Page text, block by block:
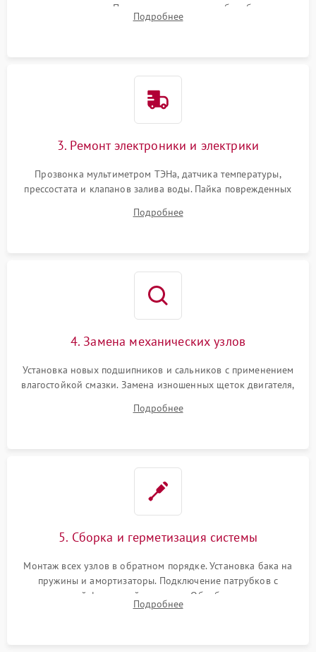
амортизаторов. Проверка подшипников барабана и
крестовины на износ, а манжеты люка на разрывы.
Подробнее
3. Ремонт электроники и электрики
Прозвонка мультиметром ТЭНа, датчика температуры,
прессостата и клапанов залива воды. Пайка поврежденных
Восстановление целостности проводки и контактов.
Подробнее
4. Замена механических узлов
Установка новых подшипников и сальников с применением
влагостойкой смазки. Замена изношенных щеток двигателя,
или поврежденной резиновой манжеты.
Подробнее
5. Сборка и герметизация системы
Монтаж всех узлов в обратном порядке. Установка бака на
пружины и амортизаторы. Подключение патрубков с
надежной фиксацией хомутами. Обработка стыков
герметиком для предотвращения возможных протечек воды.
Подробнее